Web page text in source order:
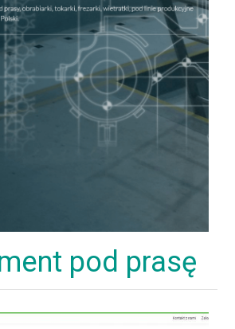
pod prasę